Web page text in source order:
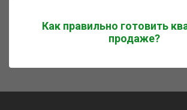
Как правильно готовить
продаже?